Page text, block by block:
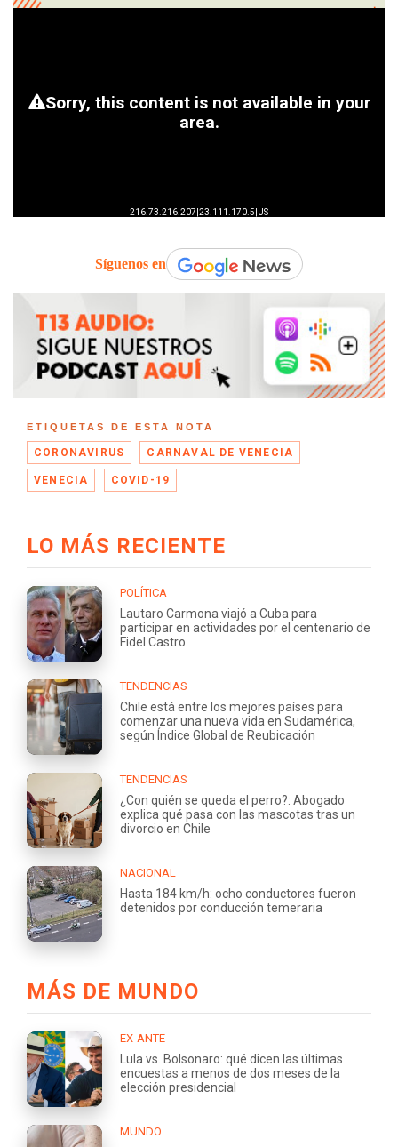
Síguenos en
ETIQUETAS DE ESTA NOTA
CORONAVIRUS CARNAVAL DE VENECIA
VENECIA COVID-19
LO MÁS RECIENTE
POLÍTICA
Lautaro Carmona viajó a Cuba para
participar en actividades por el centenario de
Fidel Castro
TENDENCIAS
Chile está entre los mejores países para
comenzar una nueva vida en Sudamérica,
según Índice Global de Reubicación
TENDENCIAS
¿Con quién se queda el perro?: Abogado
explica qué pasa con las mascotas tras un
divorcio en Chile
NACIONAL
Hasta 184 km/h: ocho conductores fueron
detenidos por conducción temeraria
MÁS DE MUNDO
EX-ANTE
Lula vs. Bolsonaro: qué dicen las últimas
encuestas a menos de dos meses de la
elección presidencial
MUNDO